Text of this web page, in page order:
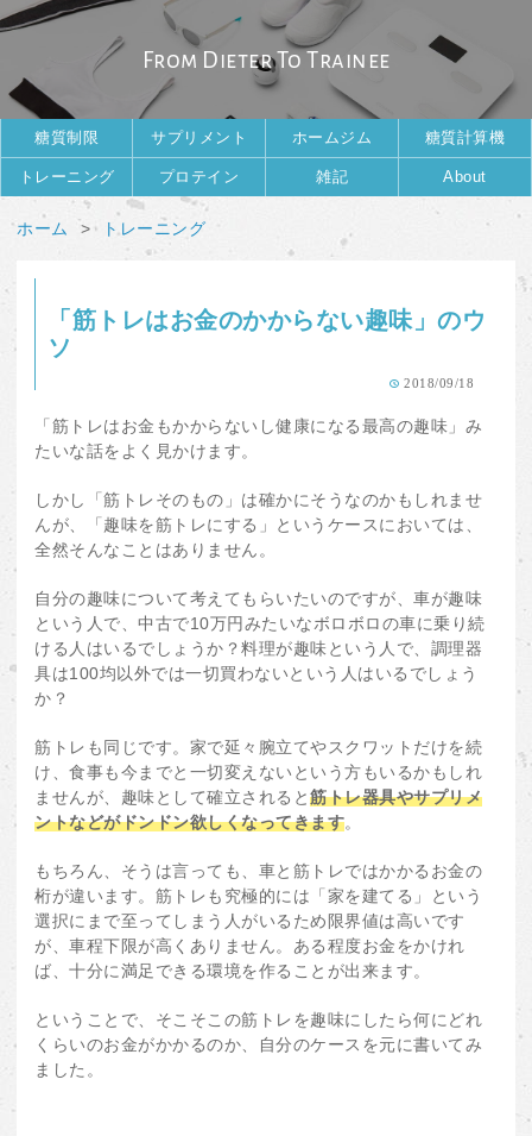
From Dieter To Trainee
糖質制限 サプリメント ホームジム 糖質計算機
トレーニング プロテイン 雑記 About
ホーム トレーニング
「筋トレはお金のかからない趣味」のウ
ソ
2018/09/18
「筋トレはお金もかからないし健康になる最高の趣味」み
たいな話をよく見かけます。
しかし「筋トレそのもの」は確かにそうなのかもしれませ
んが、「趣味を筋トレにする」というケースにおいては、
全然そんなことはありません。
自分の趣味について考えてもらいたいのですが、車が趣味
という人で、中古で10万円みたいなボロボロの車に乗り続
ける人はいるでしょうか？料理が趣味という人で、調理器
具は100均以外では一切買わないという人はいるでしょう
か？
筋トレも同じです。家で延々腕立てやスクワットだけを続
け、食事も今までと一切変えないという方もいるかもしれ
ませんが、趣味として確立されると筋トレ器具やサプリメ
ントなどがドンドン欲しくなってきます。
もちろん、そうは言っても、車と筋トレではかかるお金の
桁が違います。筋トレも究極的には「家を建てる」という
選択にまで至ってしまう人がいるため限界値は高いです
が、車程下限が高くありません。ある程度お金をかけれ
ば、十分に満足できる環境を作ることが出来ます。
ということで、そこそこの筋トレを趣味にしたら何にどれ
くらいのお金がかかるのか、自分のケースを元に書いてみ
ました。